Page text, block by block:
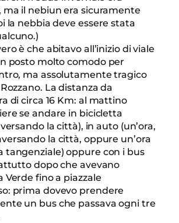
ma il nebiun era sicuramente
la nebbia deve essere stata
è che abitavo all’inizio di viale
posto molto comodo per
ma assolutamente tragico
La distanza da
di circa 16 Km: al mattino
se andare in bicicletta
la città), in auto (un’ora,
la città, oppure un’ora
tangenziale) oppure con i bus
dopo che avevano
Verde fino a piazzale
prima dovevo prendere
un bus che passava ogni tre